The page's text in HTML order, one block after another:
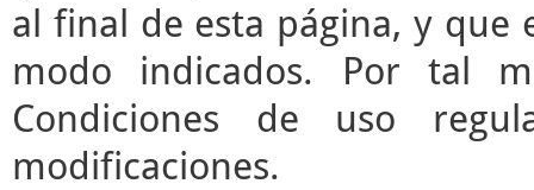
al final de esta página, y que
modo indicados. Por tal
Condiciones de uso
modificaciones.